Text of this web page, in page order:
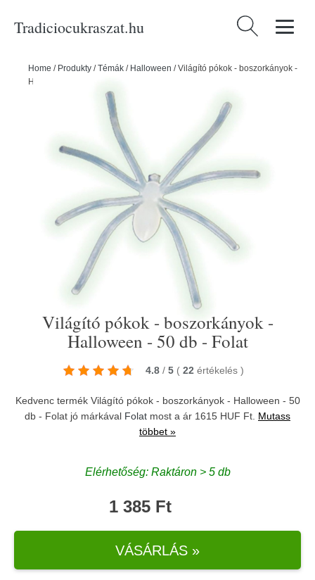
Tradiciocukraszat.hu Keresés:
Home / Produkty /Témák / Halloween /Világító pókok - boszorkányok -
Halloween - 50 db - Folat
Világító pókok - boszorkányok -
Halloween - 50 db - Folat
4.8 / 5 ( 22 értékelés )
Kedvenc termék Világító pókok - boszorkányok - Halloween - 50
db - Folat jó márkával Folat most a ár 1615 HUF Ft. Mutass
többet »
Elérhetőség: Raktáron > 5 db
1 385 Ft
VÁSÁRLÁS »